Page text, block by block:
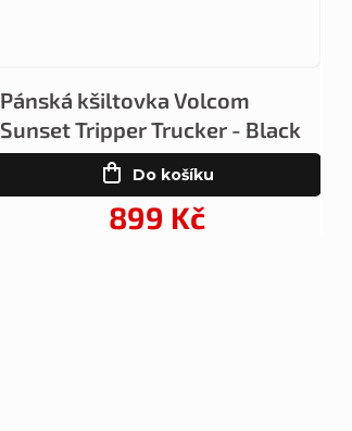
Pánská kšiltovka Volcom
Sunset Tripper Trucker - Black
899 Kč
Do košíku